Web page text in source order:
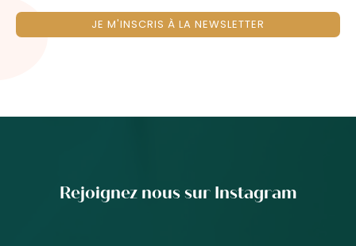
JE M'INSCRIS À LA NEWSLETTER
Rejoignez nous sur Instagram